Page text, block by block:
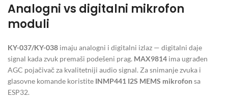
Analogni vs digitalni mikrofon
moduli
KY-037/KY-038 imaju analogni i digitalni izlaz — digitalni daje
signal kada zvuk premaši podešeni prag. MAX9814 ima ugrađen
AGC pojačivač za kvalitetniji audio signal. Za snimanje zvuka i
glasovne komande koristite INMP441 I2S MEMS mikrofonsa
ESP32.